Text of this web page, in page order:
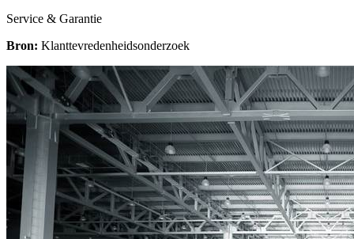
Service & Garantie
Bron: Klanttevredenheidsonderzoek